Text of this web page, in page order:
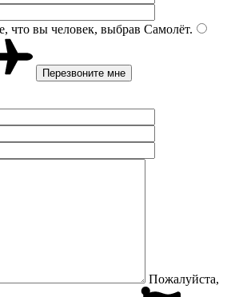
что вы человек, выбрав Самолёт.
Пожалуйста,